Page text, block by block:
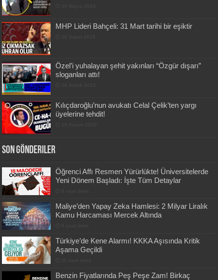
MHP Lideri Bahçeli: 31 Mart tarihi bir eşiktir
Özel’i yuhalayan şehit yakınları “Özgür dışarı”
sloganları attı!
Kılıçdaroğlu’nun avukatı Celal Çelik’ten yargı
üyelerine tehdit!
Son Gönderiler
Öğrenci Affı Resmen Yürürlükte! Üniversitelerde
Yeni Dönem Başladı: İşte Tüm Detaylar
Maliye’den Yapay Zeka Hamlesi: 2 Milyar Liralık
Kamu Harcaması Mercek Altında
Türkiye’de Kene Alarmı! KKKA Aşısında Kritik
Aşama Geçildi
Benzin Fiyatlarında Peş Peşe Zam! Birkaç